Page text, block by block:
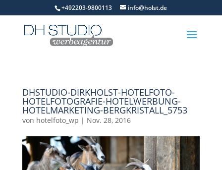
+492203-9800113 info@holst.de
DHSTUDIO-DIRKHOLST-HOTELFOTO-
HOTELFOTOGRAFIE-HOTELWERBUNG-
HOTELMARKETING-BERGKRISTALL_5753
von hotelfoto_wp | Nov. 28, 2016